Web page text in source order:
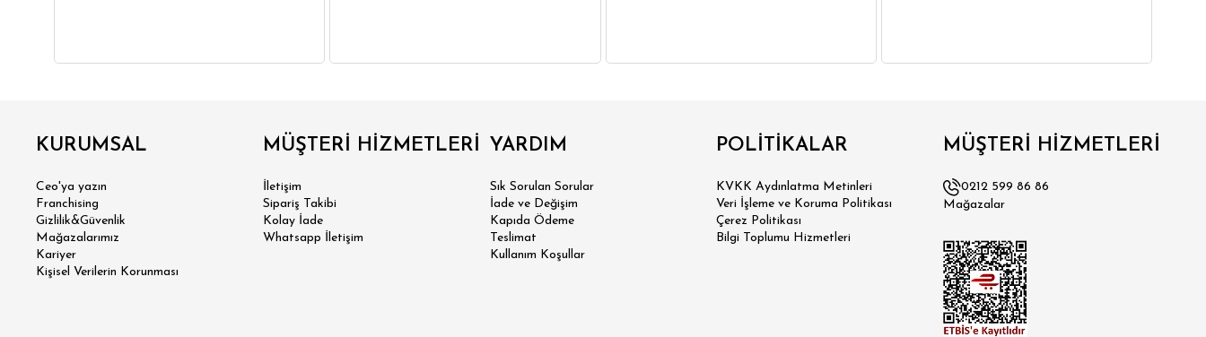
KURUMSAL
Ceo'ya yazın
Franchising
Gizlilik&Güvenlik
Mağazalarımız
Kariyer
Kişisel Verilerin Korunması
MÜŞTERİ HİZMETLERİ
İletişim
Sipariş Takibi
Kolay İade
Whatsapp İletişim
YARDIM
Sık Sorulan Sorular
İade ve Değişim
Kapıda Ödeme
Teslimat
Kullanım Koşullar
POLİTİKALAR
KVKK Aydınlatma Metinleri
Veri İşleme ve Koruma Politikası
Çerez Politikası
Bilgi Toplumu Hizmetleri
MÜŞTERİ HİZMETLERİ
0212 599 86 86
Mağazalar